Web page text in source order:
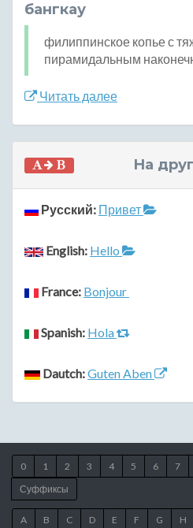
бангкау
филиппинское копье с
пирамидальным
Читать далее
На
Русский: Привет
English: Hello
France: Bonjour
Spanish: Hola
Dautch:Guten Aben
0 1 2 3 4 5 6 7
Суффиксы
A B C D E F G H